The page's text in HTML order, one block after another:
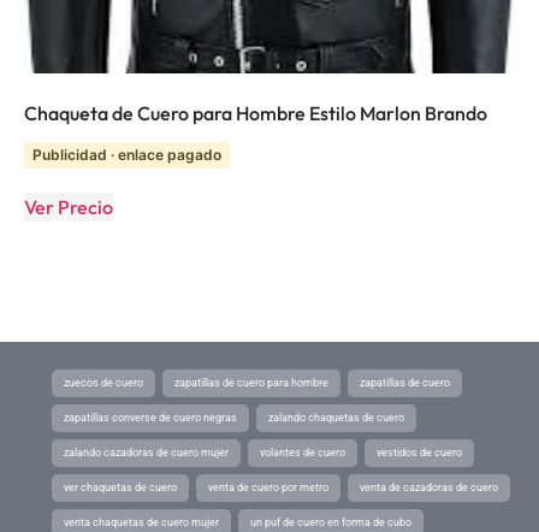
Chaqueta de Cuero para Hombre Estilo Marlon Brando
Publicidad · enlace pagado
Ver Precio
zuecos de cuero zapatillas de cuero para hombre zapatillas de cuero
zapatillas converse de cuero negras zalando chaquetas de cuero
zalando cazadoras de cuero mujer volantes de cuero vestidos de cuero
ver chaquetas de cuero venta de cuero por metro venta de cazadoras de cuero
venta chaquetas de cuero mujer un puf de cuero en forma de cubo